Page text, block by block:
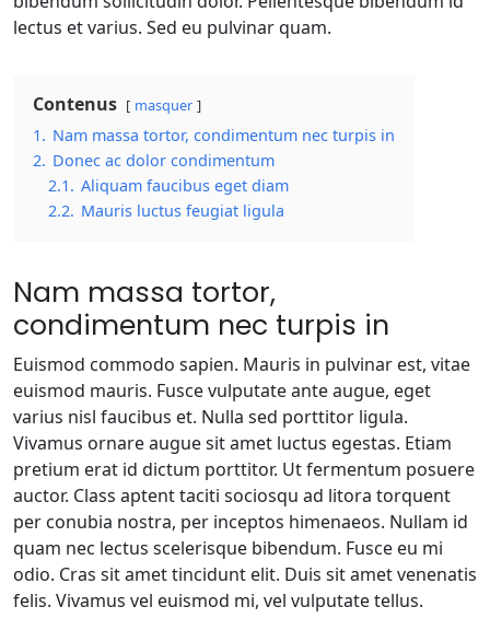
lectus et varius. Sed eu pulvinar quam.
Contenus masquer
1. Nam massa tortor, condimentum nec turpis in
2. Donec ac dolor condimentum
2.1. Aliquam faucibus eget diam
2.2. Mauris luctus feugiat ligula
Nam massa tortor,
condimentum nec turpis in
Euismod commodo sapien. Mauris in pulvinar est, vitae
euismod mauris. Fusce vulputate ante augue, eget
varius nisl faucibus et. Nulla sed porttitor ligula.
Vivamus ornare augue sit amet luctus egestas. Etiam
pretium erat id dictum porttitor. Ut fermentum posuere
auctor. Class aptent taciti sociosqu ad litora torquent
per conubia nostra, per inceptos himenaeos. Nullam id
quam nec lectus scelerisque bibendum. Fusce eu mi
odio. Cras sit amet tincidunt elit. Duis sit amet venenatis
felis. Vivamus vel euismod mi, vel vulputate tellus.